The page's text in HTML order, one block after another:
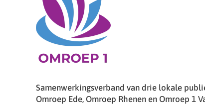
Samenwerkingsverband van drie lokale
Omroep Ede, Omroep Rhenen en Omroep 1